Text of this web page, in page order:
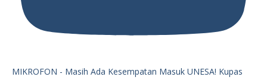
MIKROFON - Masih Ada Kesempatan Masuk UNESA! Kupas